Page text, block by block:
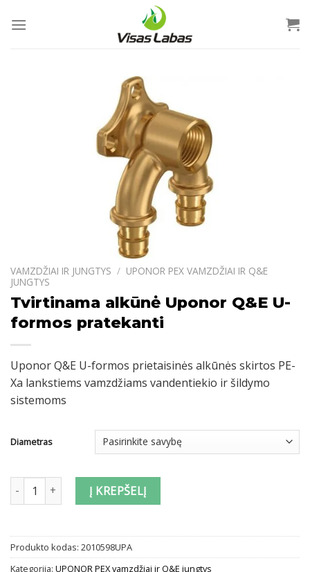
VAMZDŽIAI IR JUNGTYS / UPONOR PEX VAMZDŽIAI IR Q&E
JUNGTYS
Tvirtinama alkūnė Uponor Q&E U-
formos pratekanti
Uponor Q&E U-formos prietaisinės alkūnės skirtos PE-
Xa lankstiems vamzdžiams vandentiekio ir šildymo
sistemoms
Diametras
produkto kiekis: Tvirtinama alkūnė Uponor Q&E U-formos
Į KREPŠELĮ
Produkto kodas: 2010598UPA
Kategorija: UPONOR PEX vamzdžiai ir Q&E jungtys